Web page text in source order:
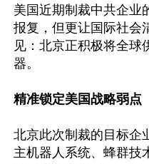
美国近期制裁中共企业
报复，但更让国际社会
见：北京正积极将全球
器。
精准锁定美国战略弱点
北京此次制裁的目标企
主机器人系统、蜂群技